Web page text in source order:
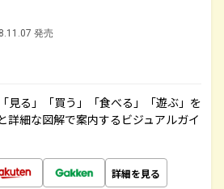
発売
見る」「買う」「食べる」「遊ぶ」を
詳細な図解で案内するビジュアルガイ
詳細を見る